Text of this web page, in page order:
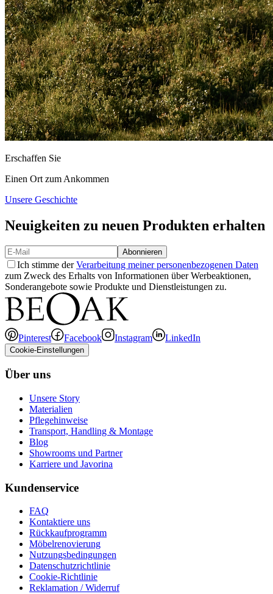
Erschaffen Sie
Einen Ort zum Ankommen
Unsere Geschichte
Neuigkeiten zu neuen Produkten erhalten
Abonnieren
Ich stimme derVerarbeitung meiner personenbezogenen Daten
zum Zweck des Erhalts von Informationen über Werbeaktionen,
Sonderangebote sowie Produkte und Dienstleistungen zu.
Pinterest Facebook Instagram LinkedIn
Cookie-Einstellungen
Über uns
Unsere Story
Materialien
Pflegehinweise
Transport, Handling & Montage
Blog
Showrooms und Partner
Karriere und Javorina
Kundenservice
FAQ
Kontaktiere uns
Rückkaufprogramm
Möbelrenovierung
Nutzungsbedingungen
Datenschutzrichtlinie
Cookie-Richtlinie
Reklamation / Widerruf